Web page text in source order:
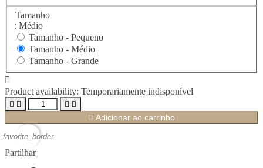
Tamanho
: Médio
Tamanho - Pequeno
Tamanho - Médio
Tamanho - Grande

Product availability: Temporariamente indisponível
   
 Adicionar ao carrinho
favorite_border
Partilhar